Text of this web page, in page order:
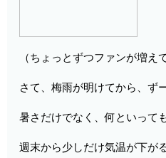
（ちょっとずつファンが増え
さて、梅雨が明けてから、ず
暑さだけでなく、何といって
週末から少しだけ気温が下が